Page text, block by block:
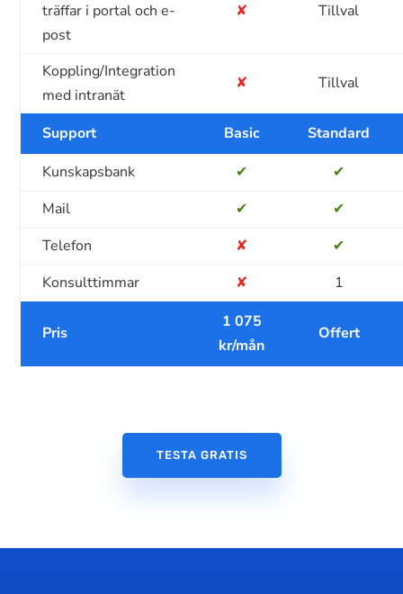
träffar i portal och e-
post
✘ Tillval
Koppling/Integration
med intranät
✘ Tillval
Support Basic
Standard
Kunskapsbank
✔
✔
Mail
✔
✔
Telefon
✘
✔
Konsulttimmar
✘ 1
Pris
1 075
kr/mån
Offert
TESTA GRATIS